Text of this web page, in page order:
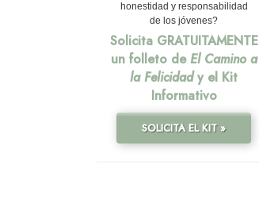
honestidad y responsabilidad
de los jóvenes?
Solicita GRATUITAMENTE
un folleto de El Camino a
la Felicidady el Kit
Informativo
SOLICITA EL KIT »